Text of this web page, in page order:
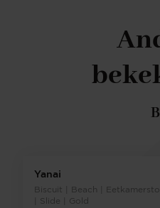
Yanai
Biscuit | Beach |
| Slide | Gold